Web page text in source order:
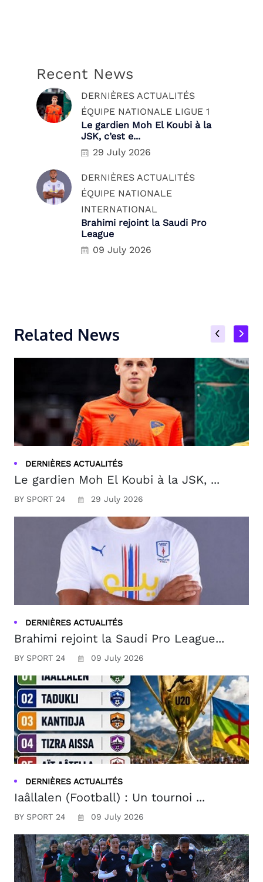
Recent News
DERNIÈRES ACTUALITÉS
ÉQUIPE NATIONALE LIGUE 1
Le gardien Moh El Koubi à la
JSK, c’est e...
29 July 2026
DERNIÈRES ACTUALITÉS
ÉQUIPE NATIONALE
INTERNATIONAL
Brahimi rejoint la Saudi Pro
League
09 July 2026
Related News
DERNIÈRES ACTUALITÉS
Le gardien Moh El Koubi à la JSK, ...
BY SPORT 24 29 July 2026
DERNIÈRES ACTUALITÉS
Brahimi rejoint la Saudi Pro League...
BY SPORT 24 09 July 2026
DERNIÈRES ACTUALITÉS
Iaâllalen (Football) : Un tournoi ...
BY SPORT 24 09 July 2026